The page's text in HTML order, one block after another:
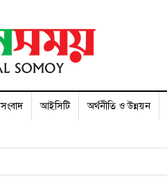
সংবাদ আইসিটি অর্থনীতি ও উন্নয়ন